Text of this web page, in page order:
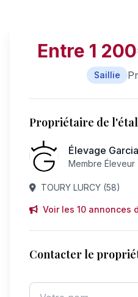
Entre 1
Saillie
Propriétaire de
Élevage
Membre Éleveur
TOURY LURCY (58)
Voir les 10 annonces
Contacter le